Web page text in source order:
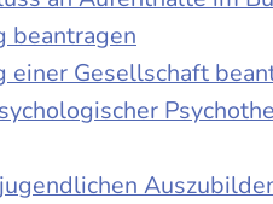
beantragen
Gesellschaft